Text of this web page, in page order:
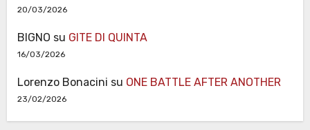
20/03/2026
BIGNO su GITE DI QUINTA
16/03/2026
Lorenzo Bonacini su ONE BATTLE AFTER ANOTHER
23/02/2026